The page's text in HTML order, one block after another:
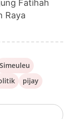
Fatihah
Raya
Simeuleu
pijay